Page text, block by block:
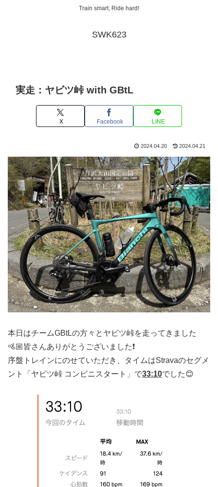
Train smart, Ride hard!
SWK623
実走：ヤビツ峠 with GBtL
X Facebook LINE
2024.04.20 2024.04.21
本日はチームGBtLの方々とヤビツ峠を走ってきました
🚵🏼皆さんありがとうございました❗️
序盤トレインにのせていただき、タイムはStravaのセグメ
ント「ヤビツ峠 コンビニスタート」で33:10でした😊